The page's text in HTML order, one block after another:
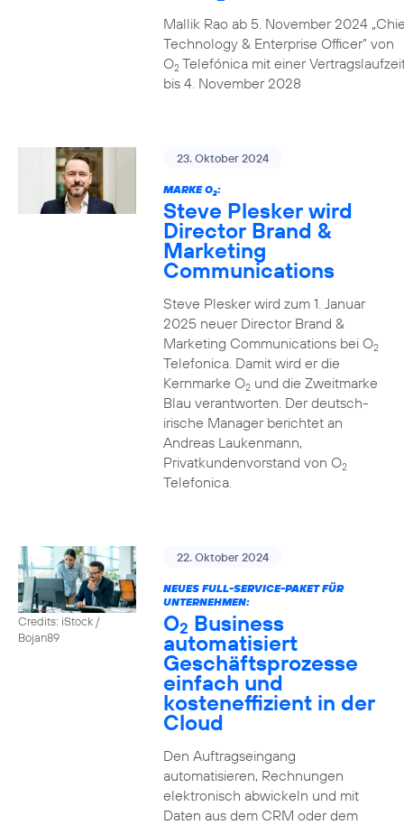
Mallik Rao ab 5. November 2024
Technology & Enterprise Officer” von
O2Telefónica mit einer
bis 4. November 2028
23. Oktober 2024
MARKE O2:
Steve Plesker wird
Director Brand &
Marketing
Communications
Steve Plesker wird zum 1. Januar
2025 neuer Director Brand &
Marketing Communications bei O2
Telefonica. Damit wird er die
Kernmarke O2und die Zweitmarke
Blau verantworten. Der deutsch-
irische Manager berichtet an
Andreas Laukenmann,
Privatkundenvorstand von O2
Telefonica.
Credits: iStock /
Bojan89
22. Oktober 2024
NEUES FULL-SERVICE-PAKET FÜR
UNTERNEHMEN:
O2 Business
automatisiert
Geschäftsprozesse
einfach und
kosteneffizient in der
Cloud
Den Auftragseingang
automatisieren, Rechnungen
elektronisch abwickeln und mit
Daten aus dem CRM oder dem